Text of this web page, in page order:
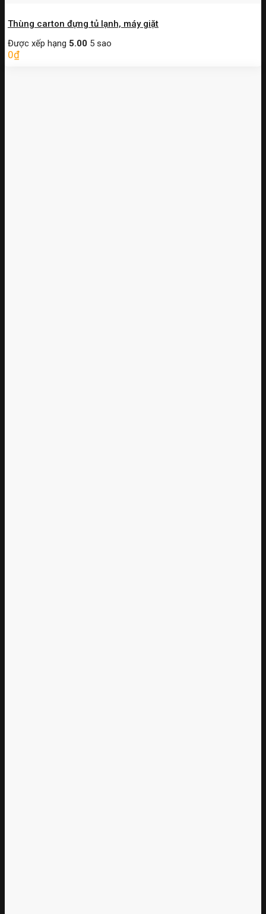
Thùng carton đựng tủ lạnh, máy giặt
Được xếp hạng 5.00 5 sao
0₫